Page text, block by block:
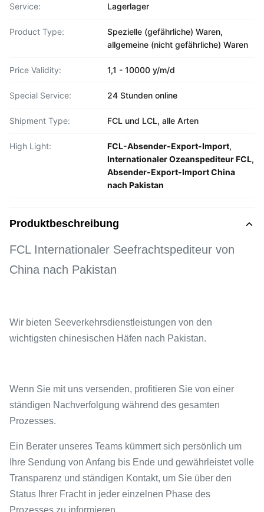
Service: Lagerlager
Product Type:
Spezielle (gefährliche) Waren,
allgemeine (nicht gefährliche) Waren
Price Validity: 1,1 - 10000 y/m/d
Special Service: 24 Stunden online
Shipment Type: FCL und LCL, alle Arten
High Light: FCL-Absender-Export-Import,
Internationaler Ozeanspediteur FCL,
Absender-Export-Import China
nach Pakistan
Produktbeschreibung
FCL Internationaler Seefrachtspediteur von
China nach Pakistan
Wir bieten Seeverkehrsdienstleistungen von den
wichtigsten chinesischen Häfen nach Pakistan.
Wenn Sie mit uns versenden, profitieren Sie von einer
ständigen Nachverfolgung während des gesamten
Prozesses.
Ein Berater unseres Teams kümmert sich persönlich um
Ihre Sendung von Anfang bis Ende und gewährleistet volle
Transparenz und ständigen Kontakt, um Sie über den
Status Ihrer Fracht in jeder einzelnen Phase des
Prozesses zu informieren.